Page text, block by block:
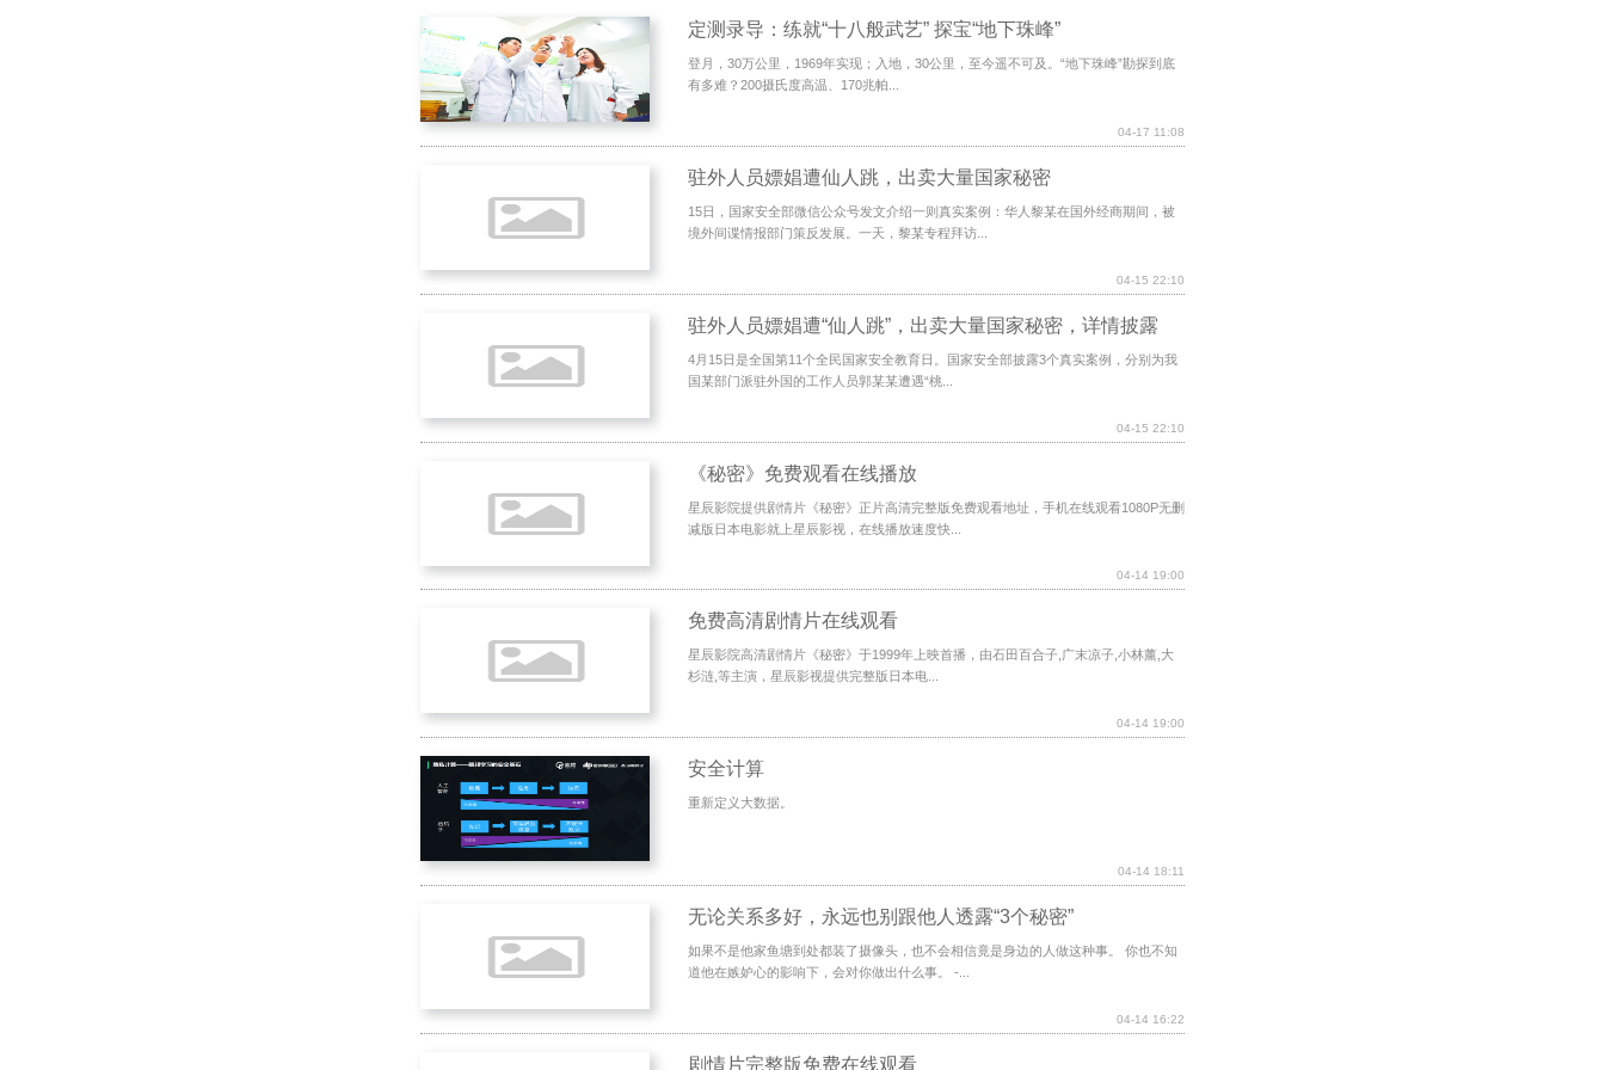
定测录导：练就“十八般武艺” 探宝“地下珠峰”
登月，30万公里，1969年实现；入地，30公里，至今遥不可及。“地下珠峰”勘探到底
有多难？200摄氏度高温、170兆帕...
04-17 11:08
驻外人员嫖娼遭仙人跳，出卖大量国家秘密
15日，国家安全部微信公众号发文介绍一则真实案例：华人黎某在国外经商期间，被
境外间谍情报部门策反发展。一天，黎某专程拜访...
04-15 22:10
驻外人员嫖娼遭“仙人跳”，出卖大量国家秘密，详情披露
4月15日是全国第11个全民国家安全教育日。国家安全部披露3个真实案例，分别为我
国某部门派驻外国的工作人员郭某某遭遇“桃...
04-15 22:10
《秘密》免费观看在线播放
星辰影院提供剧情片《秘密》正片高清完整版免费观看地址，手机在线观看1080P无删
减版日本电影就上星辰影视，在线播放速度快...
04-14 19:00
免费高清剧情片在线观看
星辰影院高清剧情片《秘密》于1999年上映首播，由石田百合子,广末凉子,小林薰,大
杉涟,等主演，星辰影视提供完整版日本电...
04-14 19:00
安全计算
重新定义大数据。
04-14 18:11
无论关系多好，永远也别跟他人透露“3个秘密”
如果不是他家鱼塘到处都装了摄像头，也不会相信竟是身边的人做这种事。 你也不知
道他在嫉妒心的影响下，会对你做出什么事。 -...
04-14 16:22
剧情片完整版免费在线观看